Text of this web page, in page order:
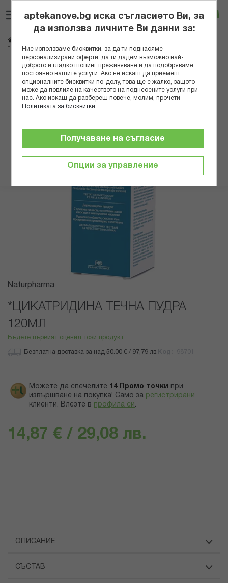
към
съдържанието
Вход
*ЦИКАТРИДИНА ТЕЧНА ПУДРА 120МЛ
Преминете
края
Преминете
началото
галерия
със
Naturpharma
*ЦИКАТРИДИНА ТЕЧНА ПУДРА
120МЛ
Бъдете първият оценил този продукт
Безплатна доставка за над 50.00 € / 97,79 лв.
Можете да спечелите 14 Промо точки
при
извършване на покупка! Само за регистрирани
клиенти. Влезте в профила си .
14,87 € / 29,08 лв.
ОПИСАНИЕ
СЪСТАВ
aptekanove.bg иска съгласието Ви, за
да използва личните Ви данни за:
Ние използваме бисквитки, за да ти поднасяме
персонализирани оферти, да ти дадем възможно най-
доброто и гладко шопинг преживяване и да подобряваме
постоянно нашите услуги. Ако не искаш да приемеш
опционалните бисквитки по-долу, това ще е жалко, защото
може да повлияе на качеството на поднесените услуги при
нас. Ако искаш да разбереш повече, молим, прочети
Политиката за бисквитки
Опции за управление
Получаване на съгласие